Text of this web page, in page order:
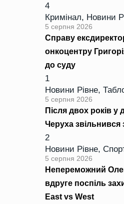
4
Кримінал, Новини
5 серпня 2026
Справу
онкоцентру
до суду
1
Новини Рівне,
5 серпня 2026
Після двох років у
Черуха звільнився
2
Новини Рівне,
5 серпня 2026
Непереможний
вдруге поспіль
East vs West